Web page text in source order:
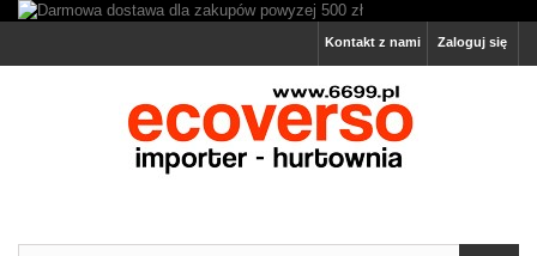
Zaloguj się
Kontakt z nami